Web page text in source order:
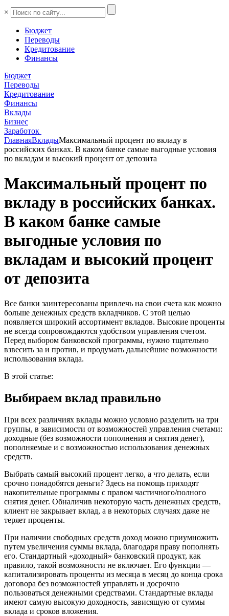
×
Бюджет
Переводы
Кредитование
Финансы
Бюджет
Переводы
Кредитование
Финансы
Вклады
Бизнес
Заработок
ГлавнаяВкладыМаксимальный процент по вкладу в
российских банках. В каком банке самые выгодные условия
по вкладам и высокий процент от депозита
Максимальный процент по
вкладу в российских банках.
В каком банке самые
выгодные условия по
вкладам и высокий процент
от депозита
Все банки заинтересованы привлечь на свои счета как можно
больше денежных средств вкладчиков. С этой целью
появляется широкий ассортимент вкладов. Высокие проценты
не всегда сопровождаются удобством управления счетом.
Перед выбором банковской программы, нужно тщательно
взвесить за и против, и продумать дальнейшие возможности
использования вклада.
В этой статье:
Выбираем вклад правильно
При всех различиях вклады можно условно разделить на три
группы, в зависимости от возможностей управления счетами:
доходные (без возможности пополнения и снятия денег),
пополняемые и с возможностью использования денежных
средств.
Выбрать самый высокий процент легко, а что делать, если
срочно понадобятся деньги? Здесь на помощь приходят
накопительные программы с правом частичного/полного
снятия денег. Обналичив некоторую часть денежных средств,
клиент не закрывает вклад, а в некоторых случаях даже не
теряет проценты.
При наличии свободных средств доход можно приумножить
путем увеличения суммы вклада, благодаря праву пополнять
его. Стандартный «доходный» банковский продукт, как
правило, такой возможности не включает. Его функции —
капитализировать проценты из месяца в месяц до конца срока
договора без возможностей управлять и досрочно
пользоваться денежными средствами. Стандартные вклады
имеют самую высокую доходность, зависящую от суммы
вклада и сроков вложения.